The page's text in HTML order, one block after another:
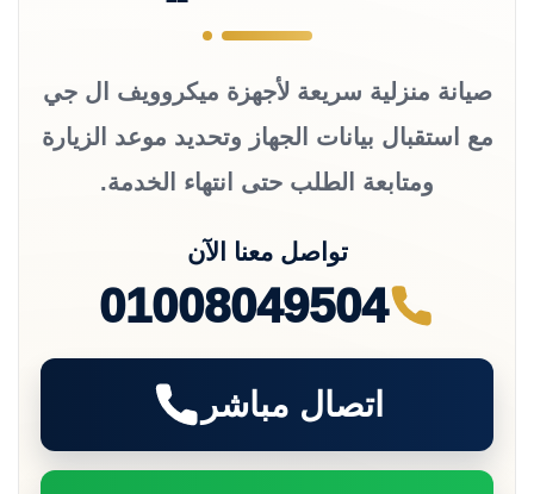
صيانة منزلية سريعة لأجهزة ميكروويف ال جي
مع استقبال بيانات الجهاز وتحديد موعد الزيارة
ومتابعة الطلب حتى انتهاء الخدمة.
تواصل معنا الآن
01008049504
اتصال مباشر